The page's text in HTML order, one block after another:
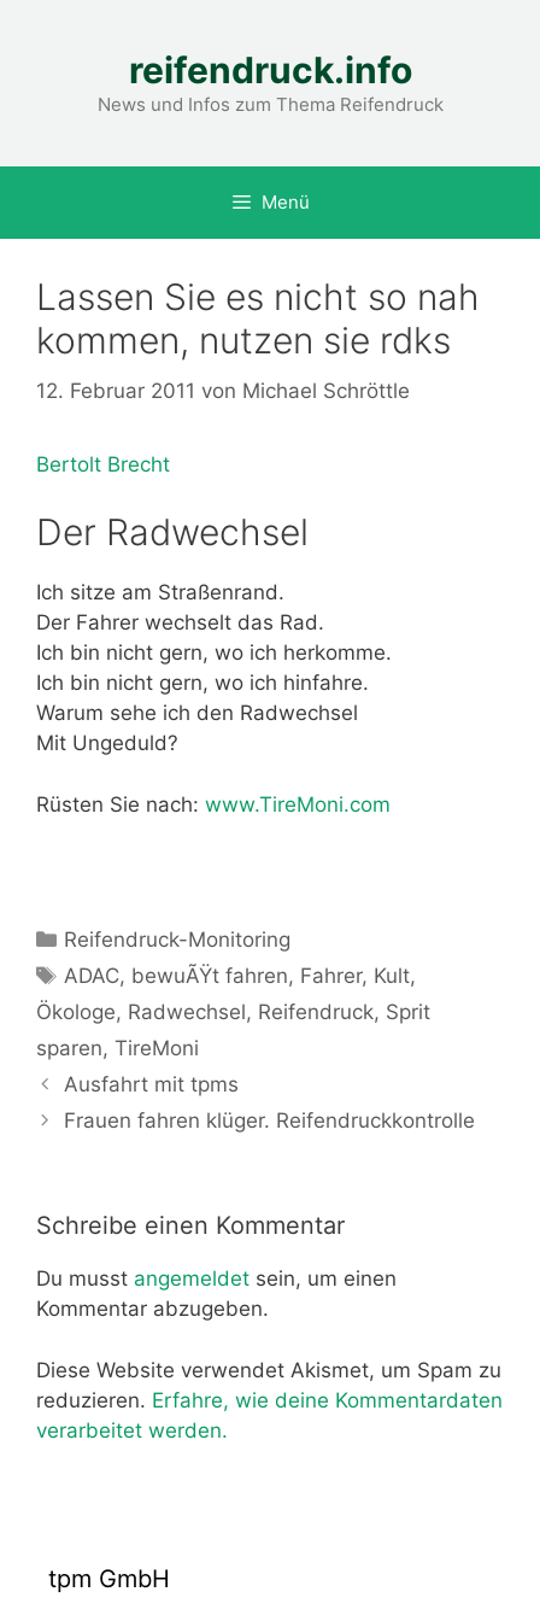
reifendruck.info
News und Infos zum Thema Reifendruck
Menü
Lassen Sie es nicht so nah
kommen, nutzen sie rdks
12. Februar 2011 von Michael Schröttle
Bertolt Brecht
Der Radwechsel
Ich sitze am Straßenrand.
Der Fahrer wechselt das Rad.
Ich bin nicht gern, wo ich herkomme.
Ich bin nicht gern, wo ich hinfahre.
Warum sehe ich den Radwechsel
Mit Ungeduld?
Rüsten Sie nach: www.TireMoni.com
Kategorien
Reifendruck-Monitoring
Schlagwörter
ADAC, bewuÃŸt fahren, Fahrer, Kult,
Ökologe, Radwechsel, Reifendruck, Sprit
sparen, TireMoni
Ausfahrt mit tpms
Frauen fahren klüger. Reifendruckkontrolle
Schreibe einen Kommentar
Du musst angemeldet sein, um einen
Kommentar abzugeben.
Diese Website verwendet Akismet, um Spam zu
reduzieren. Erfahre, wie deine Kommentardaten
verarbeitet werden.
tpm GmbH